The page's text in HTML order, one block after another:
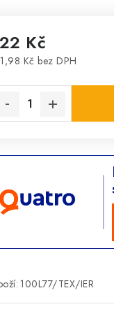
Kč
Kč bez DPH
100L77/TEX/IER